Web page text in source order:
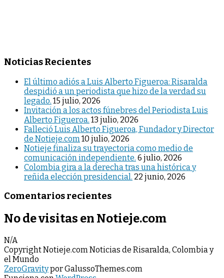
Noticias Recientes
El último adiós a Luis Alberto Figueroa: Risaralda
despidió a un periodista que hizo de la verdad su
legado. 15 julio, 2026
Invitación a los actos fúnebres del Periodista Luis
Alberto Figueroa. 13 julio, 2026
Falleció Luis Alberto Figueroa, Fundador y Director
de Notieje.com 10 julio, 2026
Notieje finaliza su trayectoria como medio de
comunicación independiente. 6 julio, 2026
Colombia gira a la derecha tras una histórica y
reñida elección presidencial. 22 junio, 2026
Comentarios recientes
No de visitas en Notieje.com
N/A
Copyright Notieje.com Noticias de Risaralda, Colombia y
el Mundo
ZeroGravitypor GalussoThemes.com